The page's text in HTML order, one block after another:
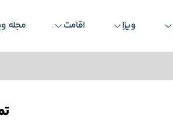
ویزا اقامت مجله